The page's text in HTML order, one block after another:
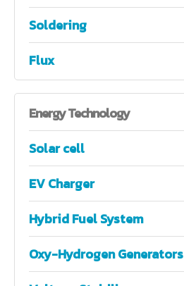
Soldering
Flux
EnergyTechnology
Solar cell
EV Charger
Hybrid Fuel System
Oxy-Hydrogen Generators